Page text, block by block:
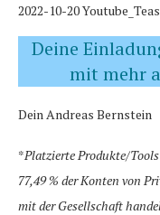
2022-10-20
Deine
mit mehr
Dein Andreas Bernstein
*Platzierte Produkte/
77,49 % der Konten von
mit der Gesellschaft